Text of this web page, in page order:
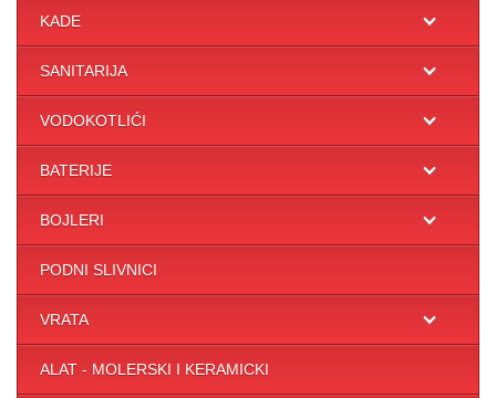
KADE
SANITARIJA
VODOKOTLIĆI
BATERIJE
BOJLERI
PODNI SLIVNICI
VRATA
ALAT - MOLERSKI I KERAMICKI